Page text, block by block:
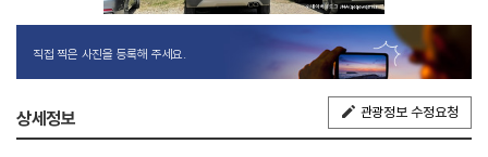
직접 찍은 사진을 등록해 주세요.
상세정보 관광정보 수정요청